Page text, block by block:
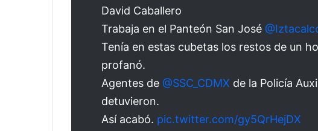
David Caballero
Trabaja en el Panteón San José
Tenía en estas cubetas los restos de un
profanó.
Agentes de @SSC_CDMX de la Policía
detuvieron.
Así acabó. pic.twitter.com/gy5QrHejDX